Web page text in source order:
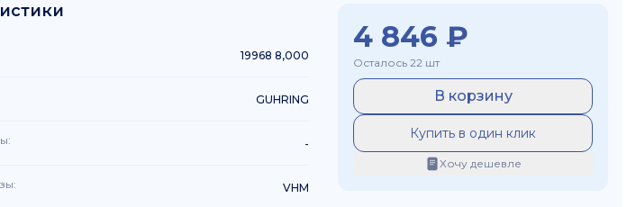
19968 8,000
GUHRING
: -
: VHM
4 846 ₽
Осталось 22 шт
В корзину
Купить в один клик
Хочу дешевле